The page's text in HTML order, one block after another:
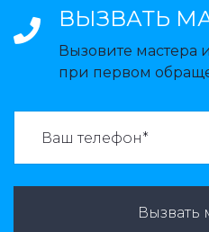
ВЫЗВАТЬ
Вызовите мастера
при первом
Вызвать